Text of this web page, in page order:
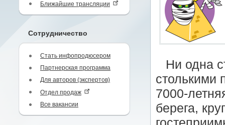
Ближайшие трансляции
Сотрудничество
Стать инфопродюсером
Партнерская программа
Для авторов (экспертов)
Отдел продаж
Все вакансии
Ни одна
столькими
7000-
берега,